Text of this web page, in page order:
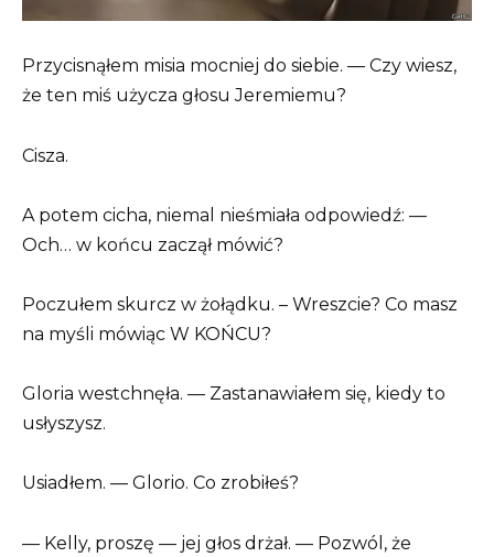
Przycisnąłem misia mocniej do siebie. — Czy wiesz,
że ten miś użycza głosu Jeremiemu?
Cisza.
A potem cicha, niemal nieśmiała odpowiedź: —
Och… w końcu zaczął mówić?
Poczułem skurcz w żołądku. – Wreszcie? Co masz
na myśli mówiąc W KOŃCU?
Gloria westchnęła. — Zastanawiałem się, kiedy to
usłyszysz.
Usiadłem. — Glorio. Co zrobiłeś?
— Kelly, proszę — jej głos drżał. — Pozwól, że